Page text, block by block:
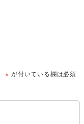
※ が付いている欄は必須